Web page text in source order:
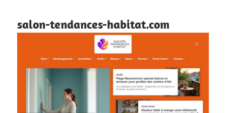
salon-tendances-habitat.com